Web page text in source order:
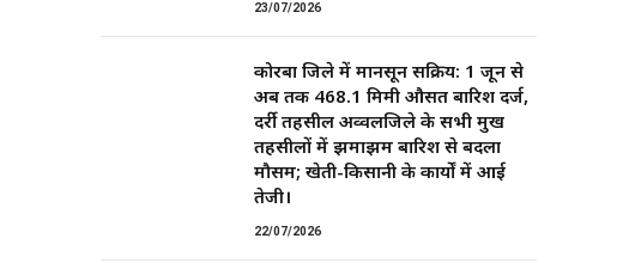
23/07/2026
कोरबा जिले में मानसून सक्रिय: 1 जून से
अब तक 468.1 मिमी औसत बारिश दर्ज,
दर्री तहसील अव्वलजिले के सभी प्रमुख
तहसीलों में झमाझम बारिश से बदला
मौसम; खेती-किसानी के कार्यों में आई
तेजी।
22/07/2026